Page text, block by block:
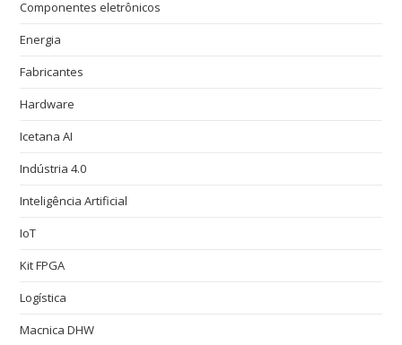
Componentes eletrônicos
Energia
Fabricantes
Hardware
Icetana AI
Indústria 4.0
Inteligência Artificial
IoT
Kit FPGA
Logística
Macnica DHW